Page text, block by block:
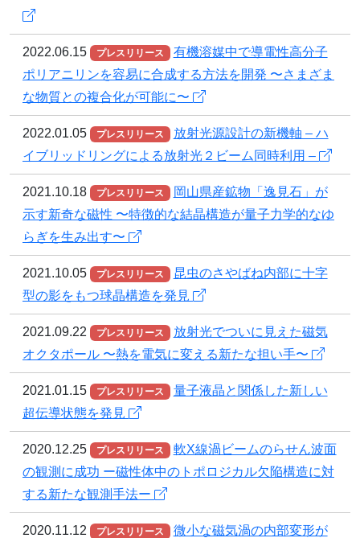
2022.06.15 プレスリリース
有機溶媒中で導電性高分子
ポリアニリンを容易に合成する方法を開発 〜さまざま
な物質との複合化が可能に〜
2022.01.05 プレスリリース
放射光源設計の新機軸 – ハ
イブリッドリングによる放射光２ビーム同時利用 –
2021.10.18 プレスリリース
岡山県産鉱物「逸見石」が
示す新奇な磁性 〜特徴的な結晶構造が量子力学的なゆ
らぎを生み出す〜
2021.10.05 プレスリリース
昆虫のさやばね内部に十字
型の影をもつ球晶構造を発見
2021.09.22 プレスリリース
放射光でついに見えた磁気
オクタポール 〜熱を電気に変える新たな担い手〜
2021.01.15 プレスリリース
量子液晶と関係した新しい
超伝導状態を発見
2020.12.25 プレスリリース
軟X線渦ビームのらせん波面
の観測に成功 ー磁性体中のトポロジカル欠陥構造に対
する新たな観測手法ー
2020.11.12 プレスリリース
微小な磁気渦の内部変形が